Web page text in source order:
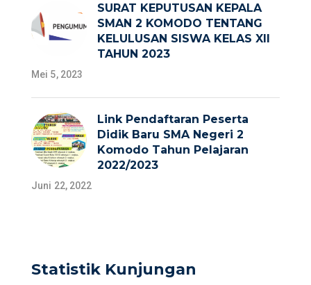
SURAT KEPUTUSAN KEPALA
SMAN 2 KOMODO TENTANG
KELULUSAN SISWA KELAS XII
TAHUN 2023
Mei 5, 2023
Link Pendaftaran Peserta
Didik Baru SMA Negeri 2
Komodo Tahun Pelajaran
2022/2023
Juni 22, 2022
Statistik Kunjungan